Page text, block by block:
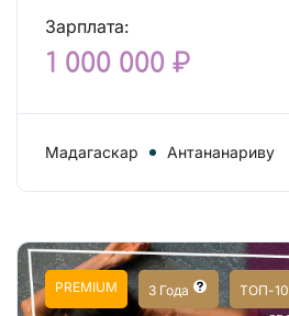
Зарплата:
1 000 000 ₽
Мадагаскар Антананариву
PREMIUM 3 Года ТОП-10